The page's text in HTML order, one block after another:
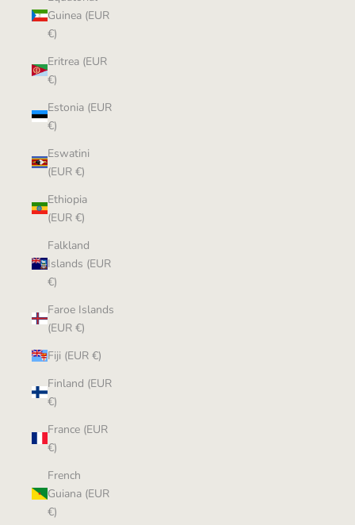
Guinea (EUR
€)
Eritrea (EUR
€)
Estonia (EUR
€)
Eswatini
(EUR €)
Ethiopia
(EUR €)
Falkland
Islands (EUR
€)
Faroe Islands
(EUR €)
Fiji (EUR €)
Finland (EUR
€)
France (EUR
€)
French
Guiana (EUR
€)